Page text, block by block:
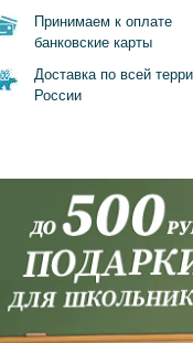
Принимаем к оплате
банковские карты
Доставка по всей
России